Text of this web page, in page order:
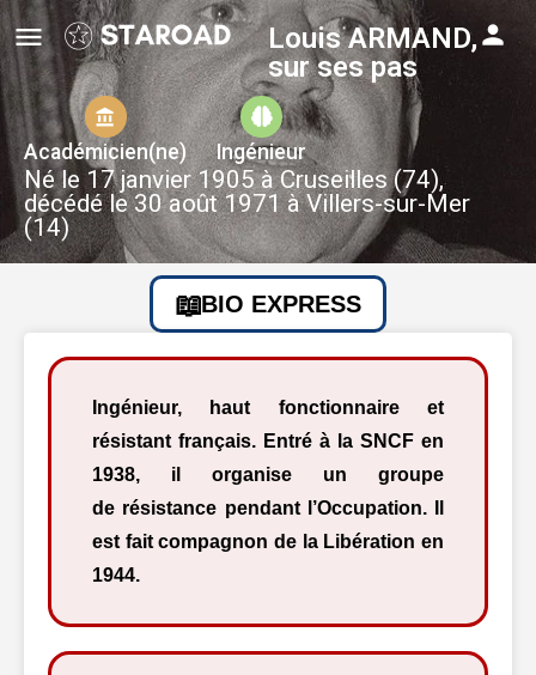
Louis ARMAND,
sur ses pas
Académicien(ne) Ingénieur
Né le 17 janvier 1905 à Cruseilles (74),
décédé le 30 août 1971 à Villers-sur-Mer
(14)
BIO EXPRESS
Ingénieur, haut fonctionnaire et
résistant français. Entré à la SNCF en
1938, il organise un groupe
de résistance pendant l’Occupation. Il
est fait compagnon de la Libération en
1944.